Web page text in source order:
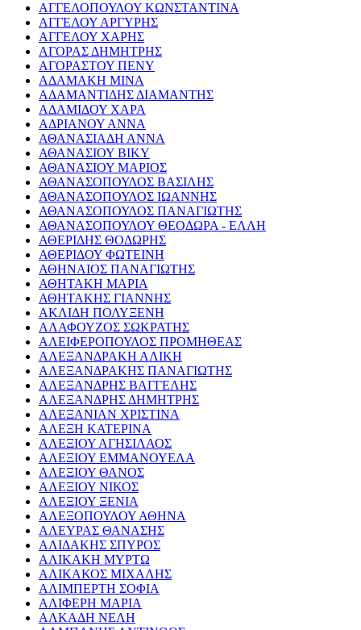
ΑΓΓΕΛΟΠΟΥΛΟΥ ΚΩΝΣΤΑΝΤΙΝΑ
ΑΓΓΕΛΟΥ ΑΡΓΥΡΗΣ
ΑΓΓΕΛΟΥ ΧΑΡΗΣ
ΑΓΟΡΑΣ ΔΗΜΗΤΡΗΣ
ΑΓΟΡΑΣΤΟΥ ΠΕΝΥ
ΑΔΑΜΑΚΗ ΜΙΝΑ
ΑΔΑΜΑΝΤΙΔΗΣ ΔΙΑΜΑΝΤΗΣ
ΑΔΑΜΙΔΟΥ ΧΑΡΑ
ΑΔΡΙΑΝΟΥ ΑΝΝΑ
ΑΘΑΝΑΣΙΑΔΗ ΑΝΝΑ
ΑΘΑΝΑΣΙΟΥ ΒΙΚΥ
ΑΘΑΝΑΣΙΟΥ ΜΑΡΙΟΣ
ΑΘΑΝΑΣΟΠΟΥΛΟΣ ΒΑΣΙΛΗΣ
ΑΘΑΝΑΣΟΠΟΥΛΟΣ ΙΩΑΝΝΗΣ
ΑΘΑΝΑΣΟΠΟΥΛΟΣ ΠΑΝΑΓΙΩΤΗΣ
ΑΘΑΝΑΣΟΠΟΥΛΟΥ ΘΕΟΔΩΡΑ - ΕΛΛΗ
ΑΘΕΡΙΔΗΣ ΘΟΔΩΡΗΣ
ΑΘΕΡΙΔΟΥ ΦΩΤΕΙΝΗ
ΑΘΗΝΑΙΟΣ ΠΑΝΑΓΙΩΤΗΣ
ΑΘΗΤΑΚΗ ΜΑΡΙΑ
ΑΘΗΤΑΚΗΣ ΓΙΑΝΝΗΣ
ΑΚΛΙΔΗ ΠΟΛΥΞΕΝΗ
ΑΛΑΦΟΥΖΟΣ ΣΩΚΡΑΤΗΣ
ΑΛΕΙΦΕΡΟΠΟΥΛΟΣ ΠΡΟΜΗΘΕΑΣ
ΑΛΕΞΑΝΔΡΑΚΗ ΑΛΙΚΗ
ΑΛΕΞΑΝΔΡΑΚΗΣ ΠΑΝΑΓΙΩΤΗΣ
ΑΛΕΞΑΝΔΡΗΣ ΒΑΓΓΕΛΗΣ
ΑΛΕΞΑΝΔΡΗΣ ΔΗΜΗΤΡΗΣ
ΑΛΕΞΑΝΙΑΝ ΧΡΙΣΤΙΝΑ
ΑΛΕΞΗ ΚΑΤΕΡΙΝΑ
ΑΛΕΞΙΟΥ ΑΓΗΣΙΛΑΟΣ
ΑΛΕΞΙΟΥ ΕΜΜΑΝΟΥΕΛΑ
ΑΛΕΞΙΟΥ ΘΑΝΟΣ
ΑΛΕΞΙΟΥ ΝΙΚΟΣ
ΑΛΕΞΙΟΥ ΞΕΝΙΑ
ΑΛΕΞΟΠΟΥΛΟΥ ΑΘΗΝΑ
ΑΛΕΥΡΑΣ ΘΑΝΑΣΗΣ
ΑΛΙΔΑΚΗΣ ΣΠΥΡΟΣ
ΑΛΙΚΑΚΗ ΜΥΡΤΩ
ΑΛΙΚΑΚΟΣ ΜΙΧΑΛΗΣ
ΑΛΙΜΠΕΡΤΗ ΣΟΦΙΑ
ΑΛΙΦΕΡΗ ΜΑΡΙΑ
ΑΛΚΑΔΗ ΝΕΛΗ